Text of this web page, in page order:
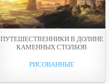
ПУТЕШЕСТВЕННИКИ В ДОЛИНЕ
КАМЕННЫХ СТОЛБОВ
РИСОВАННЫЕ